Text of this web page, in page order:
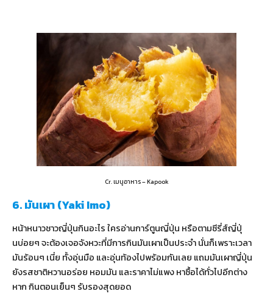
Cr. เมนูอาหาร – Kapook
6. มันเผา (Yaki Imo)
หน้าหนาวชาวญี่ปุ่นกินอะไร ใครอ่านการ์ตูนญี่ปุ่น หรือตามซีรี่ส์ญี่ปุ่
นบ่อยๆ จะต้องเจอจังหวะที่มีการกินมันเผาเป็นประจำ นั่นก็เพราะเวลา
มันร้อนๆ เนี่ย ทั้งอุ่นมือ และอุ่นท้องไปพร้อมกันเลย แถมมันเผาญี่ปุ่น
ยังรสชาติหวานอร่อย หอมมัน และราคาไม่แพง หาซื้อได้ทั่วไปอีกต่าง
หาก กินตอนเย็นๆ รับรองสุดยอด